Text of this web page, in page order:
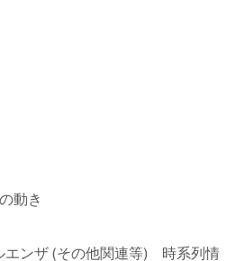
動き
エンザ (その他関連等) 時系列情